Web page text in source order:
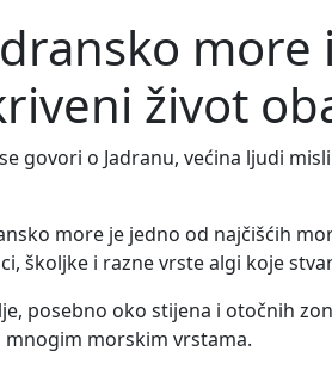
život
govori o Jadranu, većina ljudi
more je jedno od najčišćih
školjke i razne vrste algi koje
posebno oko stijena i otočnih
mnogim morskim vrstama.